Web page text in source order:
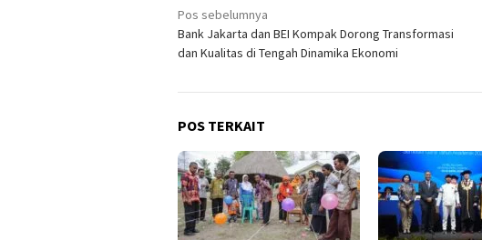
Navigasi
pos
Pos sebelumnya
Bank Jakarta dan BEI Kompak Dorong Transformasi
dan Kualitas di Tengah Dinamika Ekonomi
POS TERKAIT